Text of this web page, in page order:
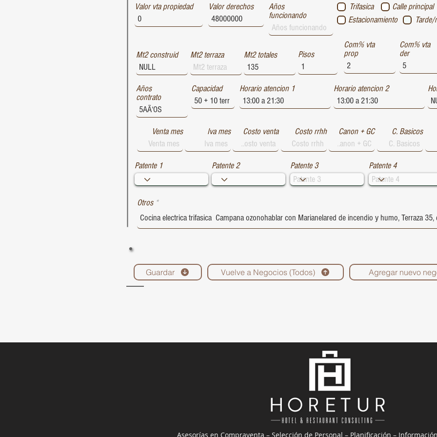
Valor vta propiedad Valor derechos
Años
funcionando
Trifasica Calle principal
Estacionamiento
Mt2 construid Mt2 terraza Mt2 totales Pisos
Com% vta
prop
Com% vta
der
Años
contrato
Capacidad Horario atencion 1 Horario atencion 2
Venta mes Iva mes Costo venta Costo rrhh Canon + GC C. Basicos
Patente 1 Patente 2 Patente 3 Patente 4
Otros
Guardar Vuelve a Negocios (Todos) Agregar nuevo
1729
1727
Asesorías en Compraventa – Selección de Personal – Planificación –